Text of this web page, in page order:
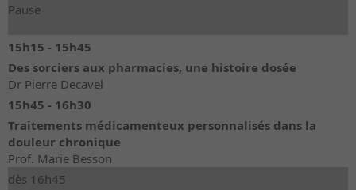
Pause
15h15 - 15h45
Des sorciers aux pharmacies, une histoire dosée
Dr Pierre Decavel
15h45 - 16h30
Traitements médicamenteux personnalisés dans la
douleur chronique
Prof. Marie Besson
dès 16h45